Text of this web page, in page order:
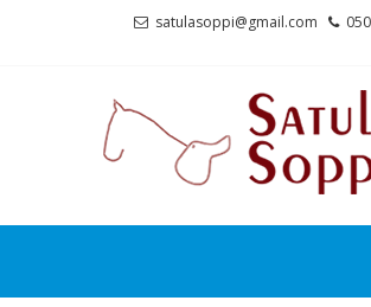
satulasoppi@gmail.com